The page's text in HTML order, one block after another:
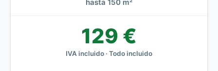
hasta 150 m²
129 €
IVA incluido · Todo incluido